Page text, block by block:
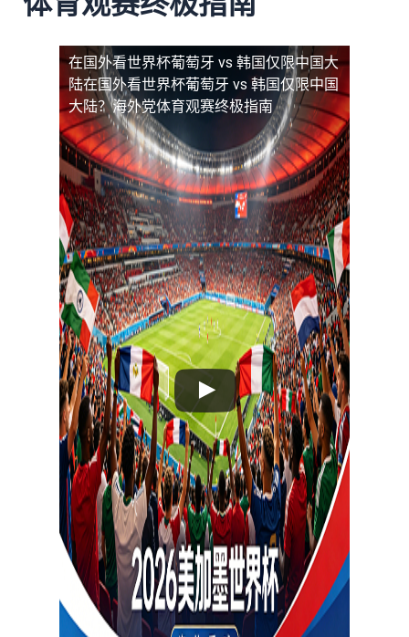
在国外看世界杯葡萄牙 vs 韩国仅限中国大
陆在国外看世界杯葡萄牙 vs 韩国仅限中国
大陆？海外党体育观赛终极指南